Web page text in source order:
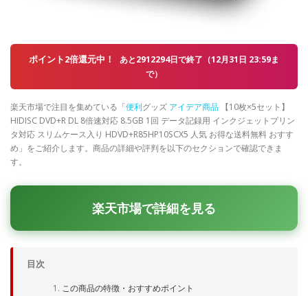
ポイント2倍還元中！
あと2912294日で終了（12月31日 23:59ま
で）
楽天市場で注目を集めている「便利グッズ アイデア商品 【10枚×5セット】
HIDISC DVD+R DL 8倍速対応 8.5GB 1回 データ記録用 インクジェットプリン
タ対応 スリムケース入り HDVD+R85HP10SCX5 人気 お得な送料無料 おすす
め」をご紹介します。商品の詳細や評判を以下のセクションで確認できま
す。
楽天市場で詳細を見る
目次
この商品の特徴・おすすめポイント